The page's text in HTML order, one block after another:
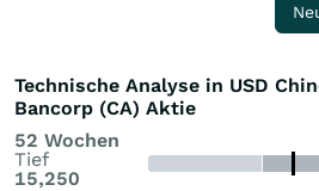
Technische Analyse in USD
Bancorp (CA) Aktie
52 Wochen
Tief
15,250